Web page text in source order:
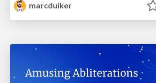
marcduiker